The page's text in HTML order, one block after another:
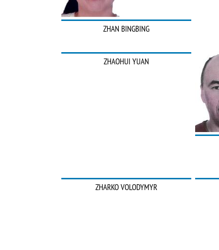
ZHAN BINGBING
ZHAOHUI YUAN
ZHARKO VOLODYMYR